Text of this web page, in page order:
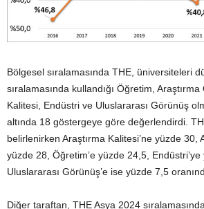
Bölgesel sıralamasında THE, üniversiteleri
sıralamasında kullandığı Öğretim, Araştırma
Kalitesi, Endüstri ve Uluslararası Görünüş
altında 18 göstergeye göre değerlendirdi.
belirlenirken Araştırma Kalitesi’ne yüzde 30,
yüzde 28, Öğretim’e yüzde 24,5,
Uluslararası Görünüş’e ise yüzde 7,5
Diğer taraftan, THE Asya 2024